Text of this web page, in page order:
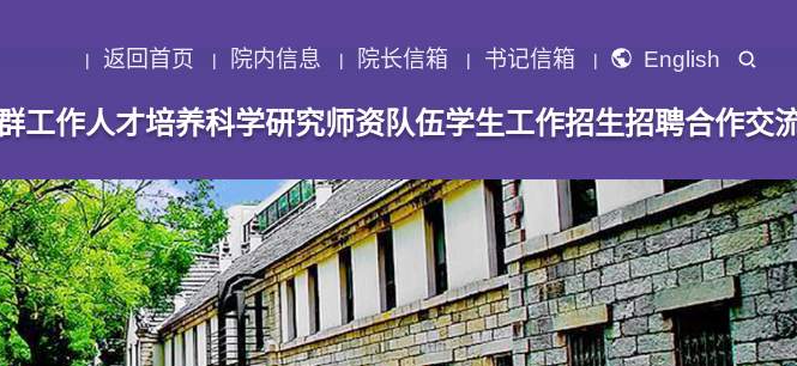
返回首页 院内信息 院长信箱 书记信箱 English
工作人才培养科学研究师资队伍学生工作招生招聘合作交